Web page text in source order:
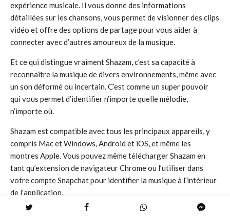
expérience musicale. Il vous donne des informations
détaillées sur les chansons, vous permet de visionner des clips
vidéo et offre des options de partage pour vous aider à
connecter avec d’autres amoureux de la musique.
Et ce qui distingue vraiment Shazam, c’est sa capacité à
reconnaître la musique de divers environnements, même avec
un son déformé ou incertain. C’est comme un super pouvoir
qui vous permet d’identifier n’importe quelle mélodie,
n’importe où.
Shazam est compatible avec tous les principaux appareils, y
compris Mac et Windows, Android et iOS, et même les
montres Apple. Vous pouvez même télécharger Shazam en
tant qu’extension de navigateur Chrome ou l’utiliser dans
votre compte Snapchat pour identifier la musique à l’intérieur
de l’application.
Reconnaissance musicale: Shazam peut identifier la